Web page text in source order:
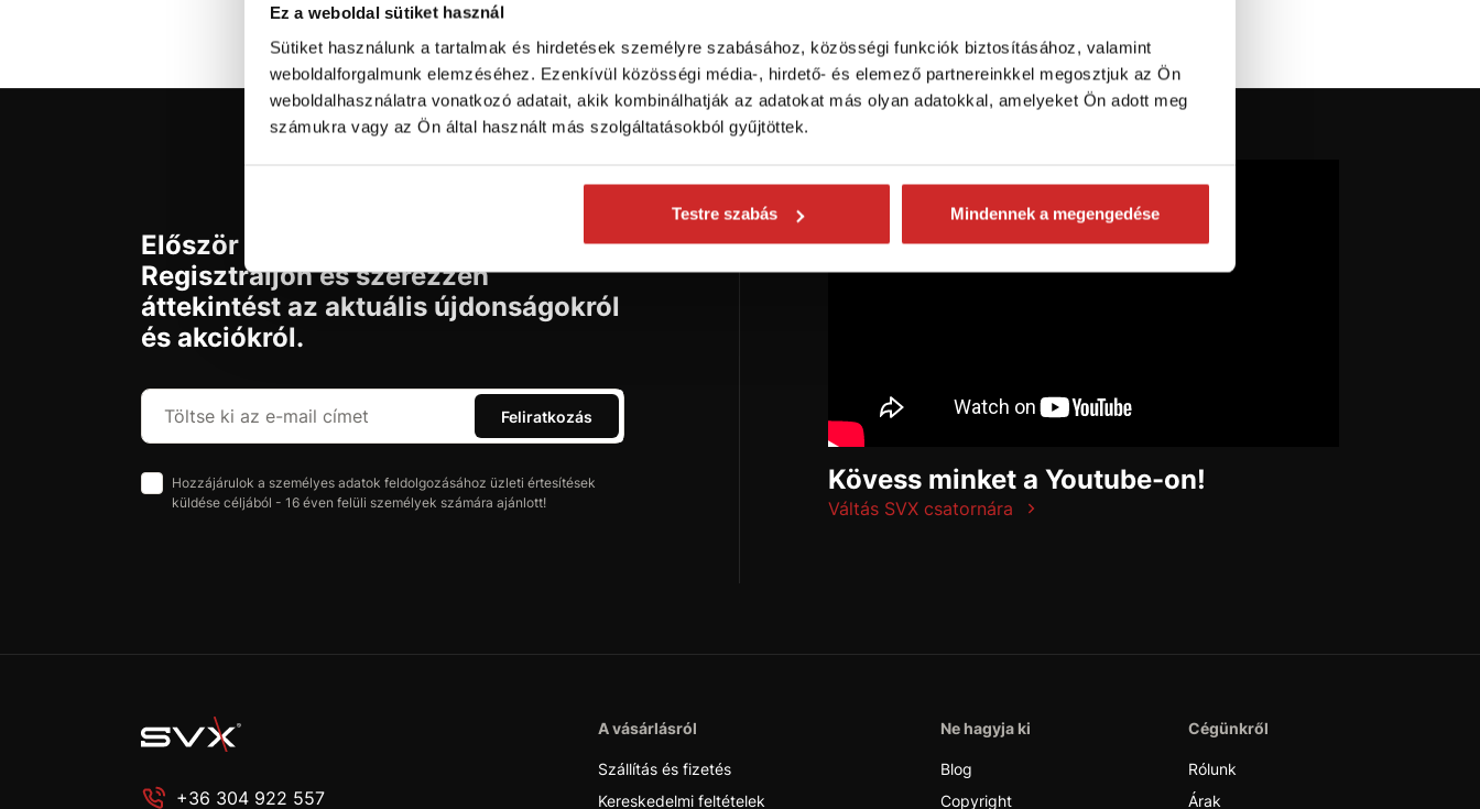
Ez a weboldal sütiket használ
Sütiket használunk a tartalmak és hirdetések személyre szabásához, közösségi funkciók biztosításához, valamint
weboldalforgalmunk elemzéséhez. Ezenkívül közösségi média-, hirdető- és elemező partnereinkkel megosztjuk az Ön
weboldalhasználatra vonatkozó adatait, akik kombinálhatják az adatokat más olyan adatokkal, amelyeket Ön adott meg
számukra vagy az Ön által használt más szolgáltatásokból gyűjtöttek.
Testre szabás Mindennek a megengedése
Először jár az svx.hu-n?
Regisztráljon és szerezzen
áttekintést az aktuális újdonságokról
és akciókról.
Feliratkozás
Hozzájárulok a személyes adatok feldolgozásához üzleti értesítések
küldése céljából - 16 éven felüli személyek számára ajánlott!
Kövess minket a Youtube-on!
Váltás SVX csatornára
+36 304 922 557
A vásárlásról
Szállítás és fizetés
Kereskedelmi feltételek
Ne hagyja ki
Blog
Copyright
Cégünkről
Rólunk
Árak